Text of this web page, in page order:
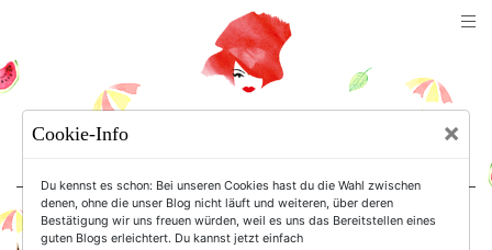
For Women. Not Girls.
Cookie-Info ×
Du kennst es schon: Bei unseren Cookies hast du die Wahl zwischen
denen, ohne die unser Blog nicht läuft und weiteren, über deren
Bestätigung wir uns freuen würden, weil es uns das Bereitstellen eines
guten Blogs erleichtert. Du kannst jetzt einfach